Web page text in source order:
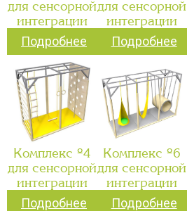
для сенсорной
интеграции
Подробнее
для сенсорной
интеграции
Подробнее
Комплекс №4
для сенсорной
интеграции
Подробнее
Комплекс №6
для сенсорной
интеграции
Подробнее